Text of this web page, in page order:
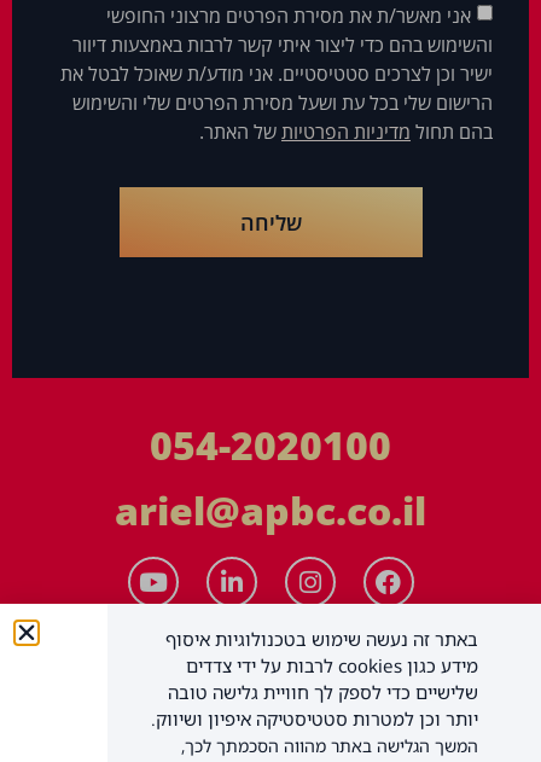
אני מאשר/ת את מסירת הפרטים מרצוני החופשי
והשימוש בהם כדי ליצור איתי קשר לרבות באמצעות דיוור
ישיר וכן לצרכים סטטיסטיים. אני מודע/ת שאוכל לבטל את
הרישום שלי בכל עת ושעל מסירת הפרטים שלי והשימוש
בהם תחול מדיניות הפרטיותשל האתר.
שליחה
054-2020100
ariel@apbc.co.il
באתר זה נעשה שימוש בטכנולוגיות איסוף
מידע כגון cookies לרבות על ידי צדדים
שלישיים כדי לספק לך חוויית גלישה טובה
יותר וכן למטרות סטטיסטיקה איפיון ושיווק.
המשך הגלישה באתר מהווה הסכמתך לכך,